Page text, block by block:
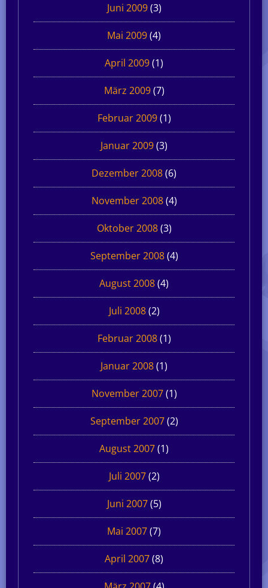
Juni 2009(3)
Mai 2009(4)
April 2009(1)
März 2009(7)
Februar 2009(1)
Januar 2009(3)
Dezember 2008(6)
November 2008(4)
Oktober 2008(3)
September 2008(4)
August 2008(4)
Juli 2008(2)
Februar 2008(1)
Januar 2008(1)
November 2007(1)
September 2007(2)
August 2007(1)
Juli 2007(2)
Juni 2007(5)
Mai 2007(7)
April 2007(8)